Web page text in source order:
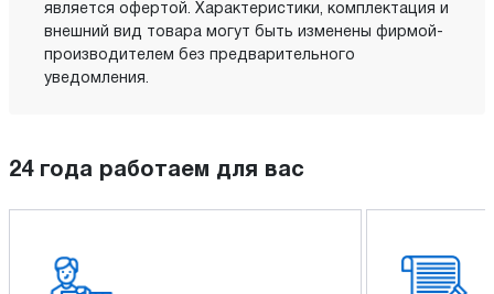
является офертой. Характеристики, комплектация и
внешний вид товара могут быть изменены фирмой-
производителем без предварительного
уведомления.
24 года работаем для вас